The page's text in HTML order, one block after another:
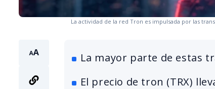
La actividad de la red Tron es impulsada por las
La mayor parte de estas
El precio de tron (TRX)